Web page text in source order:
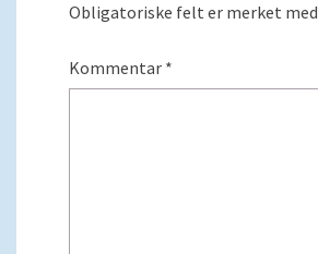
Obligatoriske felt er merket med
Kommentar *